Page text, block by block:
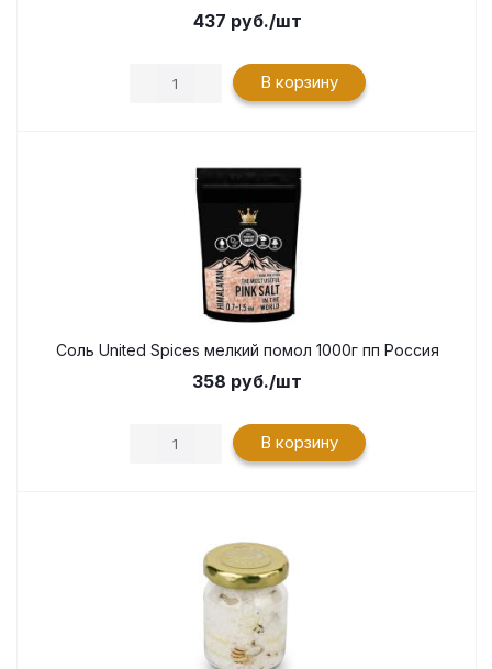
437 руб./шт
В корзину
Соль United Spices мелкий помол 1000г пп Россия
358 руб./шт
В корзину